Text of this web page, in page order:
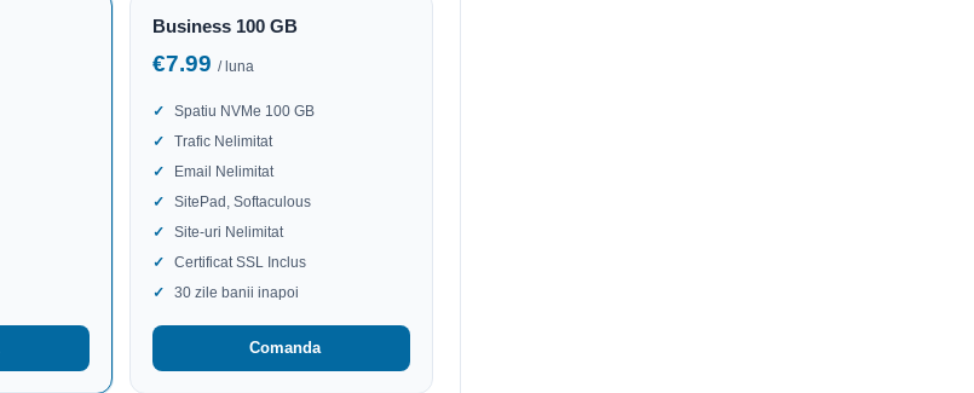
Business 100 GB
€7.99 / luna
Spatiu NVMe 100 GB
Trafic Nelimitat
Email Nelimitat
SitePad, Softaculous
Site-uri Nelimitat
Certificat SSL Inclus
30 zile banii inapoi
Comanda